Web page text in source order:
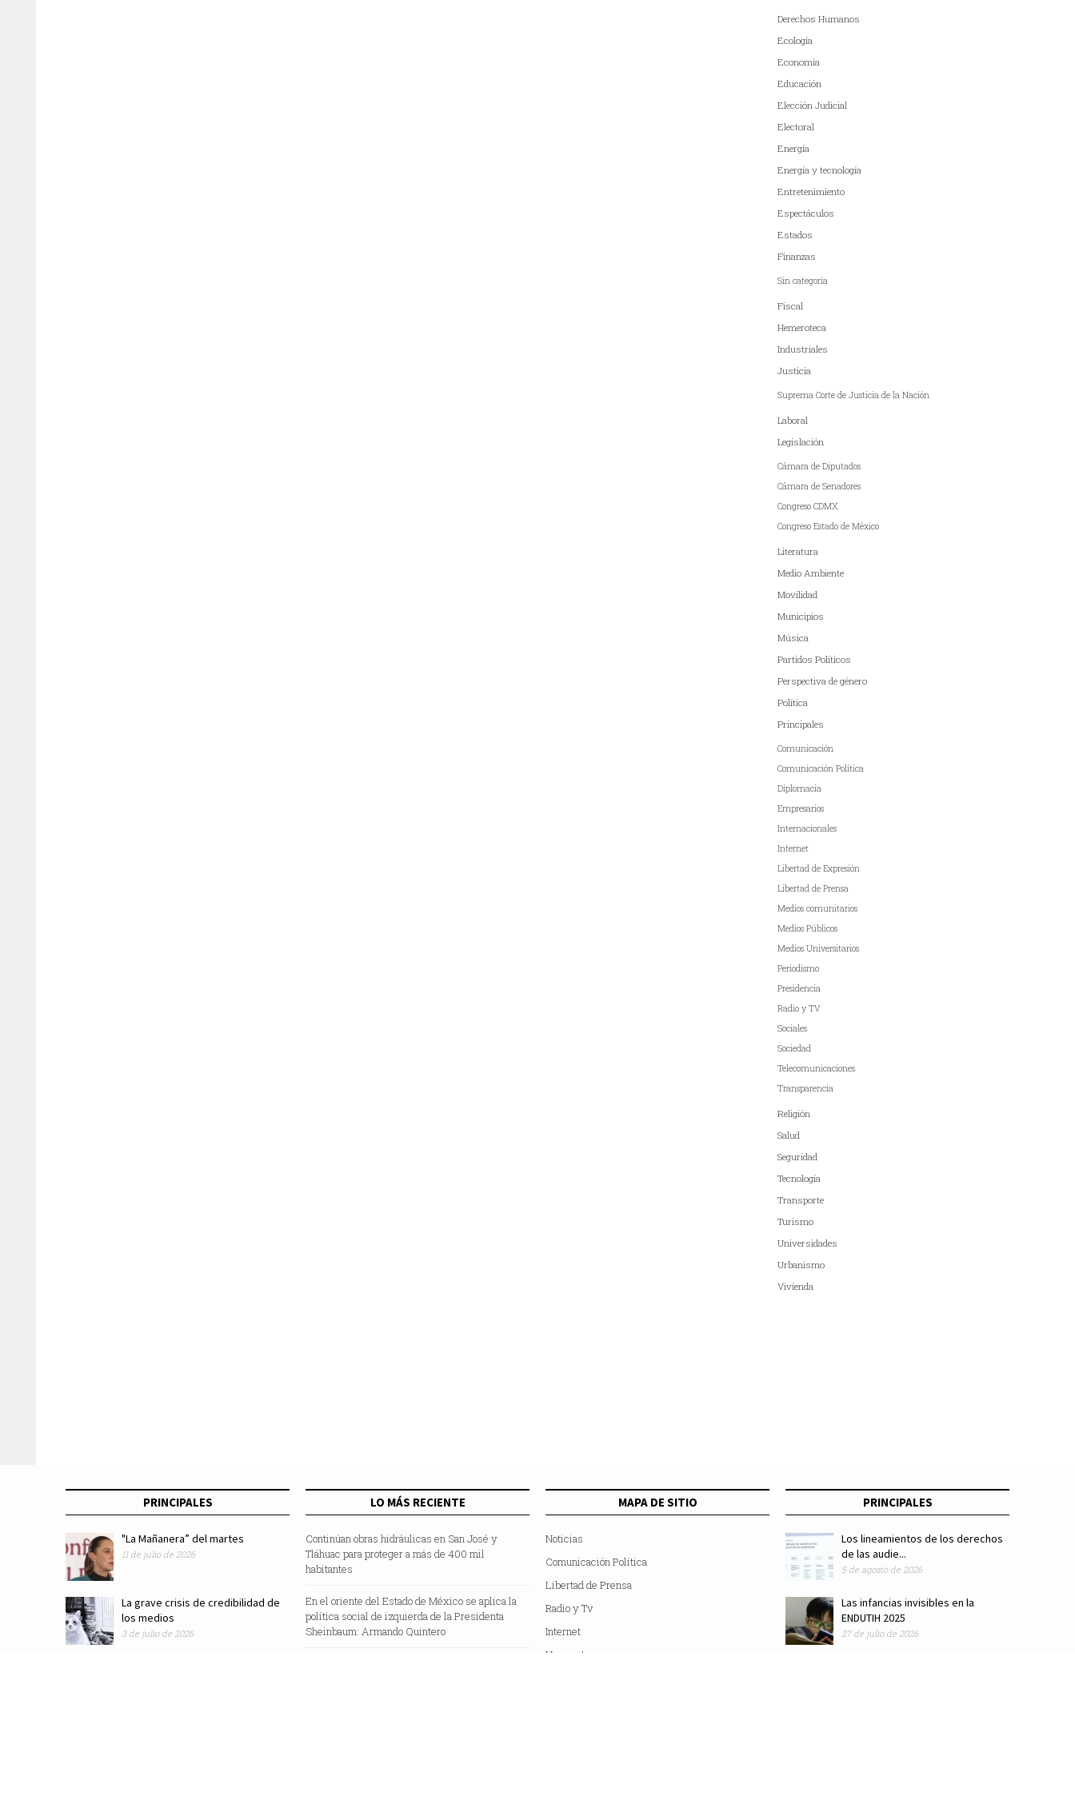
Derechos Humanos
Ecología
Economía
Educación
Elección Judicial
Electoral
Energía
Energía y tecnología
Entretenimiento
Espectáculos
Estados
Finanzas
Sin categoría
Fiscal
Hemeroteca
Industriales
Justicia
Suprema Corte de Justicia de la Nación
Laboral
Legislación
Cámara de Diputados
Cámara de Senadores
Congreso CDMX
Congreso Estado de México
Literatura
Medio Ambiente
Movilidad
Municipios
Música
Partidos Políticos
Perspectiva de género
Política
Principales
Comunicación
Comunicación Política
Diplomacia
Empresarios
Internacionales
Internet
Libertad de Expresión
Libertad de Prensa
Medios comunitarios
Medios Públicos
Medios Universitarios
Periodismo
Presidencia
Radio y TV
Sociales
Sociedad
Telecomunicaciones
Transparencia
Religión
Salud
Seguridad
Tecnología
Transporte
Turismo
Universidades
Urbanismo
Vivienda
PRINCIPALES
"La Mañanera” del martes
11 de julio de 2026
La grave crisis de credibilidad de
los medios
3 de julio de 2026
LO MÁS RECIENTE
Continúan obras hidráulicas en San José y
Tláhuac para proteger a más de 400 mil
habitantes
En el oriente del Estado de México se aplica la
política social de izquierda de la Presidenta
Sheinbaum: Armando Quintero
MAPA DE SITIO
Noticias
Comunicación Política
Libertad de Prensa
Radio y Tv
Internet
Hemeroteca
PRINCIPALES
Los lineamientos de los derechos
de las audie...
5 de agosto de 2026
Las infancias invisibles en la
ENDUTIH 2025
27 de julio de 2026